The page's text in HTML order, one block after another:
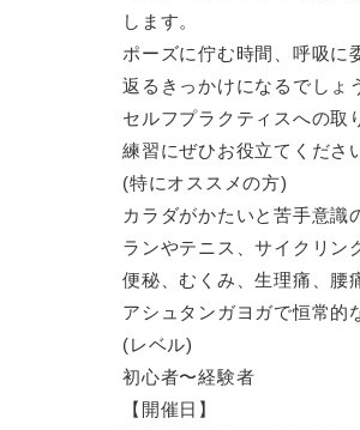
します。
ポーズに佇む時間、呼吸に
返るきっかけになるでしょ
セルフプラクティスへの取
練習にぜひお役立てくださ
(特にオススメの方)
カラダがかたいと苦手意識
ランやテニス、サイクリン
便秘、むくみ、生理痛、腰
アシュタンガヨガで恒常
(レベル)
初心者〜経験者
【開催日】